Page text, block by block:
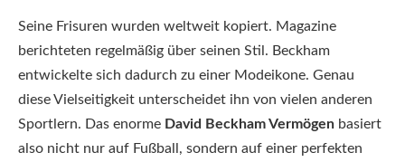
Seine Frisuren wurden weltweit kopiert. Magazine
berichteten regelmäßig über seinen Stil. Beckham
entwickelte sich dadurch zu einer Modeikone. Genau
diese Vielseitigkeit unterscheidet ihn von vielen anderen
Sportlern. Das enorme David Beckham Vermögen basiert
also nicht nur auf Fußball, sondern auf einer perfekten